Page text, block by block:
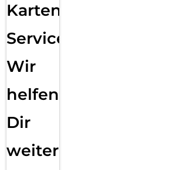
Karten
Service:
Wir
helfen
Dir
weiter